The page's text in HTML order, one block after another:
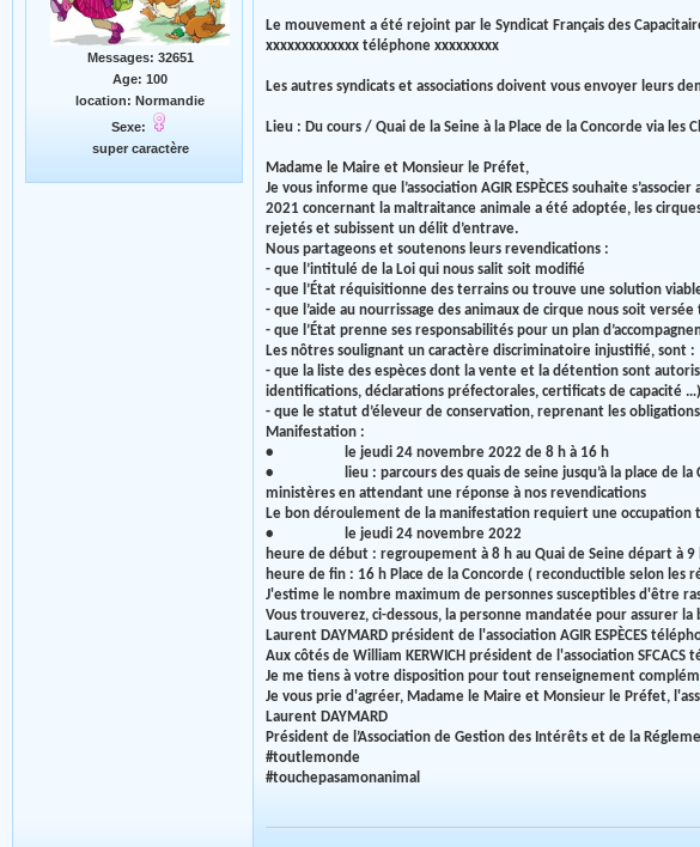
Messages: 32651
Age: 100
location: Normandie
Sexe:
super caractère
Le mouvement a été rejoint par le Syndicat Français des
xxxxxxxxxxxxx téléphone xxxxxxxxx
Les autres syndicats et associations doivent vous envoyer leurs
Lieu : Du cours / Quai de la Seine à la Place de la Concorde via les
Madame le Maire et Monsieur le Préfet,
Je vous informe que l’association AGIR ESPÈCES souhaite
2021 concernant la maltraitance animale a été adoptée, les
rejetés et subissent un délit d’entrave.
Nous partageons et soutenons leurs revendications :
- que l’intitulé de la Loi qui nous salit soit modifié
- que l’État réquisitionne des terrains ou trouve une solution
- que l’aide au nourrissage des animaux de cirque nous soit
- que l’État prenne ses responsabilités pour un plan
Les nôtres soulignant un caractère discriminatoire injustifié, sont :
- que la liste des espèces dont la vente et la détention sont
identifications, déclarations préfectorales, certificats de capacité …)
- que le statut d’éleveur de conservation, reprenant les
Manifestation :
• le jeudi 24 novembre 2022 de 8 h à 16 h
• lieu : parcours des quais de seine jusqu’à la place de la
ministères en attendant une réponse à nos revendications
Le bon déroulement de la manifestation requiert une occupation
• le jeudi 24 novembre 2022
heure de début : regroupement à 8 h au Quai de Seine départ à 9
heure de fin : 16 h Place de la Concorde ( reconductible selon les
J'estime le nombre maximum de personnes susceptibles d'être
Vous trouverez, ci-dessous, la personne mandatée pour assurer
Laurent DAYMARD président de l'association AGIR ESPÈCES
Aux côtés de William KERWICH président de l'association SFCACS
Je me tiens à votre disposition pour tout renseignement
Je vous prie d'agréer, Madame le Maire et Monsieur le Préfet,
Laurent DAYMARD
Président de l’Association de Gestion des Intérêts et de la
#toutlemonde
#touchepasamonanimal